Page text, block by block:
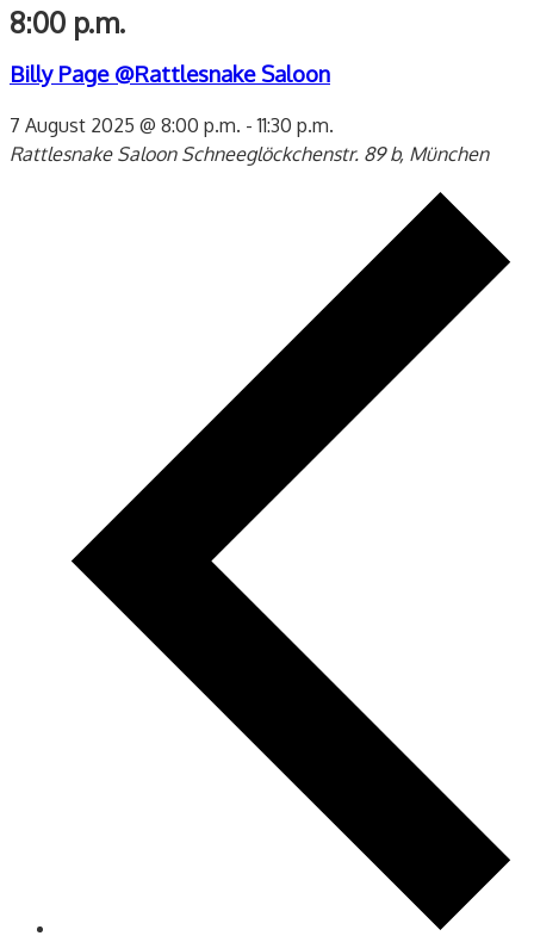
8:00 p.m.
Billy Page @Rattlesnake Saloon
7 August 2025 @ 8:00 p.m. -11:30 p.m.
Rattlesnake Saloon Schneeglöckchenstr. 89 b, München